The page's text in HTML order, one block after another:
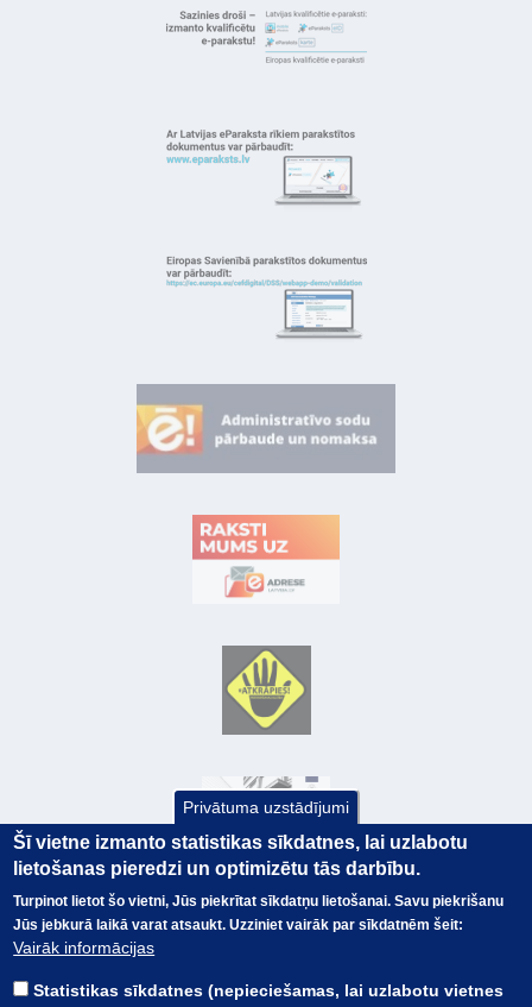
© Valsts kase 2017
Visas tiesības
EK GRĀMATVEDĪBAS KURSS
TERMINI
Privātuma uzstādījumi
Šī vietne izmanto statistikas sīkdatnes, lai uzlabotu
lietošanas pieredzi un optimizētu tās darbību.
Turpinot lietot šo vietni, Jūs piekrītat sīkdatņu lietošanai. Savu piekrišanu
Jūs jebkurā laikā varat atsaukt. Uzziniet vairāk par sīkdatnēm šeit:
Vairāk informācijas
Statistikas sīkdatnes (nepieciešamas, lai uzlabotu vietnes